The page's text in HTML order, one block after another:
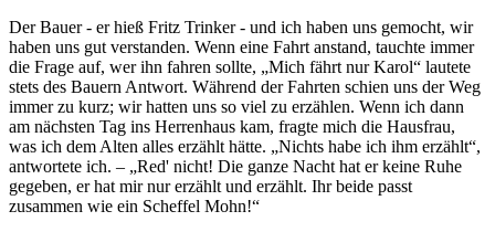
Der Bauer - er hieß Fritz Trinker - und ich haben uns gemocht, wir
haben uns gut verstanden. Wenn eine Fahrt anstand, tauchte immer
die Frage auf, wer ihn fahren sollte,
Mich fährt nur Karol
lautete
stets des Bauern Antwort. Während der Fahrten schien uns der Weg
immer zu kurz; wir hatten uns so viel zu erzählen. Wenn ich dann
am nächsten Tag ins Herrenhaus kam, fragte mich die Hausfrau,
was ich dem Alten alles erzählt hätte.
Nichts habe ich ihm erzählt ,
antwortete ich. –
Red' nicht! Die ganze Nacht hat er keine Ruhe
gegeben, er hat mir nur erzählt und erzählt. Ihr beide passt
zusammen wie ein Scheffel Mohn!